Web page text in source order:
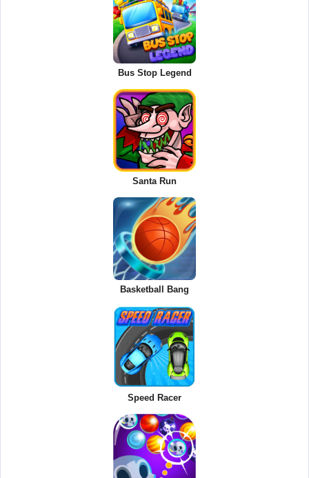
Bus Stop Legend
Santa Run
Basketball Bang
Speed Racer